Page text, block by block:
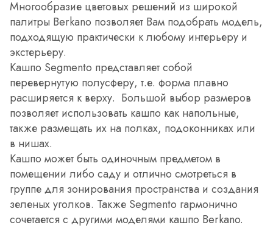
Многообразие цветовых решений из широкой
палитры Berkano позволяет Вам подобрать модель,
подходящую практически к любому интерьеру и
экстерьеру.
Кашпо Segmento представляет собой
перевернутую полусферу, т.е. форма плавно
расширяется к верху. Большой выбор размеров
позволяет использовать кашпо как напольные,
также размещать их на полках, подоконниках или
в нишах.
Кашпо может быть одиночным предметом в
помещении либо саду и отлично смотреться в
группе для зонирования пространства и создания
зеленых уголков. Также Segmento гармонично
сочетается с другими моделями кашпо Berkano.